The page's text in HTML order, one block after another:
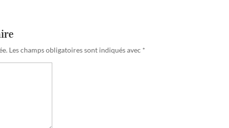
Les champs obligatoires sont indiqués avec *